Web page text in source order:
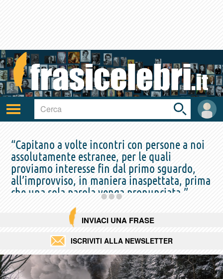
Attiva/disattiva
navigazione
User
area
Toggle
search
bar
“Capitano a volte incontri con persone a noi
assolutamente estranee, per le quali
proviamo interesse fin dal primo sguardo,
all’improvviso, in maniera inaspettata, prima
che una sola parola venga pronunciata.”
INVIACI UNA FRASE
ISCRIVITI ALLA NEWSLETTER